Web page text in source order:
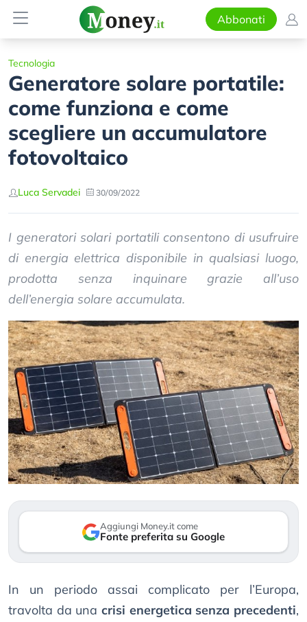
Abbonati
Tecnologia
Generatore solare portatile:
come funziona e come
scegliere un accumulatore
fotovoltaico
Luca Servadei 30/09/2022
I generatori solari portatili consentono di usufruire
di energia elettrica disponibile in qualsiasi luogo,
prodotta senza inquinare grazie all’uso
dell’energia solare accumulata.
Aggiungi Money.it come
Fonte preferita su Google
In un periodo assai complicato per l’Europa,
travolta da una crisi energetica senza precedenti,